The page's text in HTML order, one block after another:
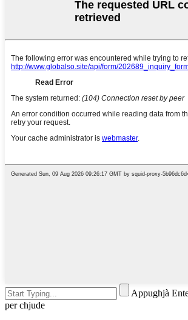
Appughjà
per chjude